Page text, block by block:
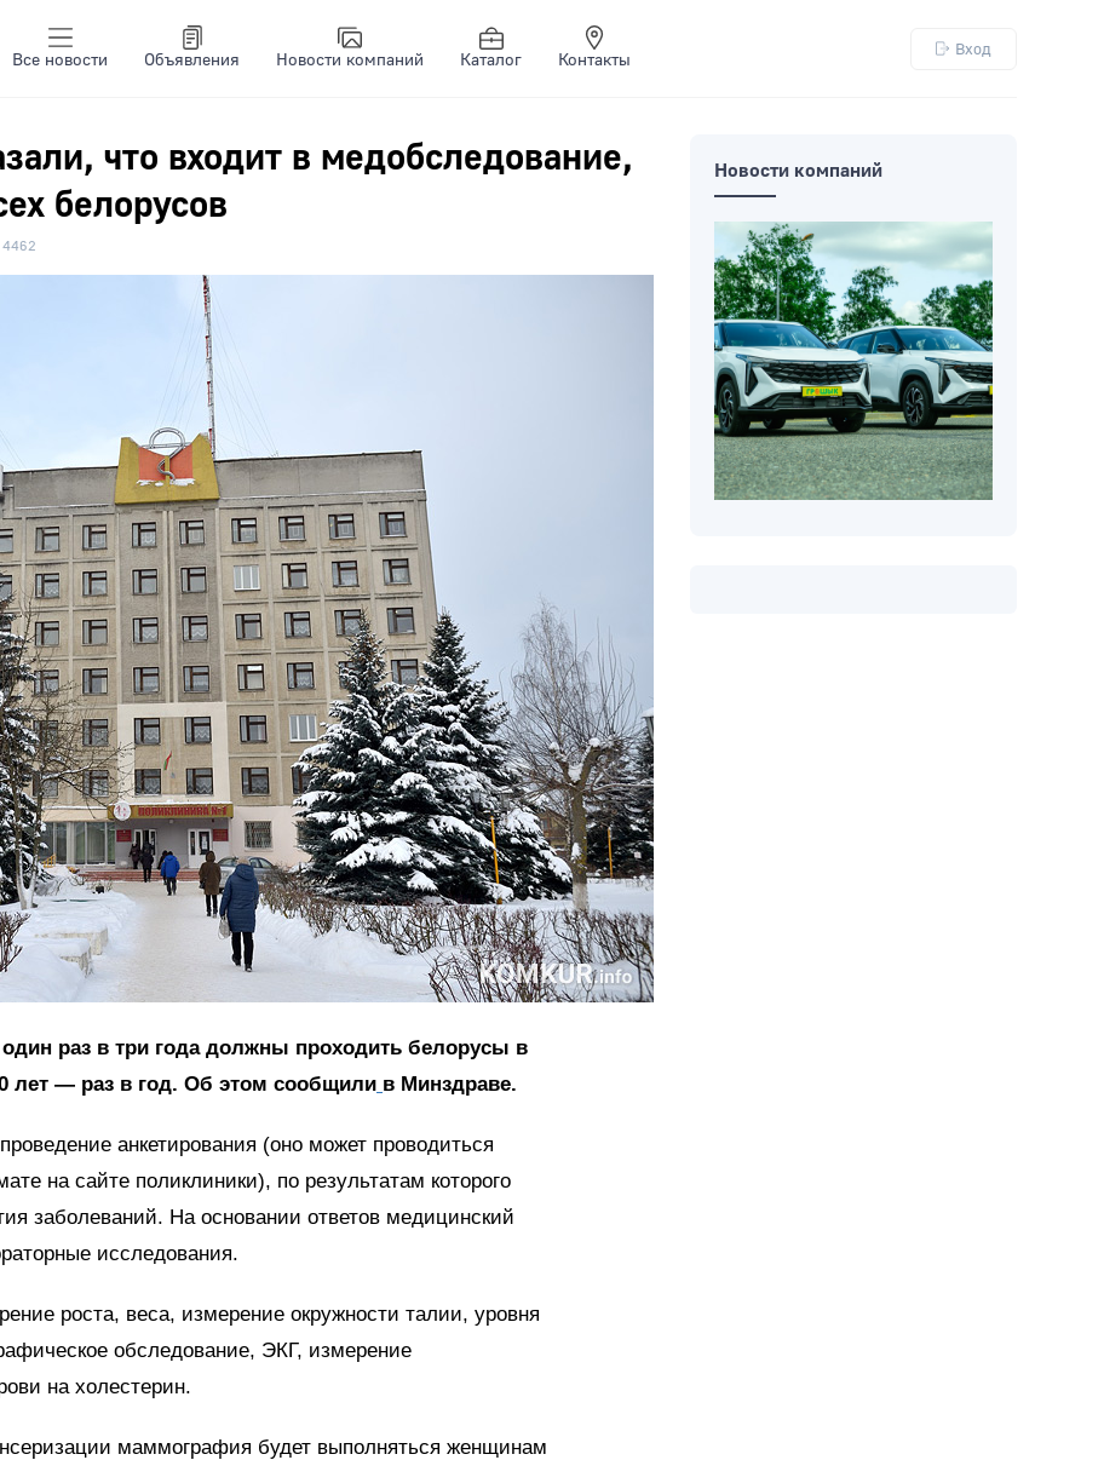
Все новости Объявления Новости компаний Каталог Контакты
Вход
что входит в медобследование,
белорусов
4462
раз в три года должны проходить белорусы в
лет — раз в год. Об этом сообщили в Минздраве.
анкетирования (оно может проводиться
на сайте поликлиники), по результатам которого
заболеваний. На основании ответов медицинский
исследования.
роста, веса, измерение окружности талии, уровня
обследование, ЭКГ, измерение
на холестерин.
маммография будет выполняться женщинам
Новости компаний